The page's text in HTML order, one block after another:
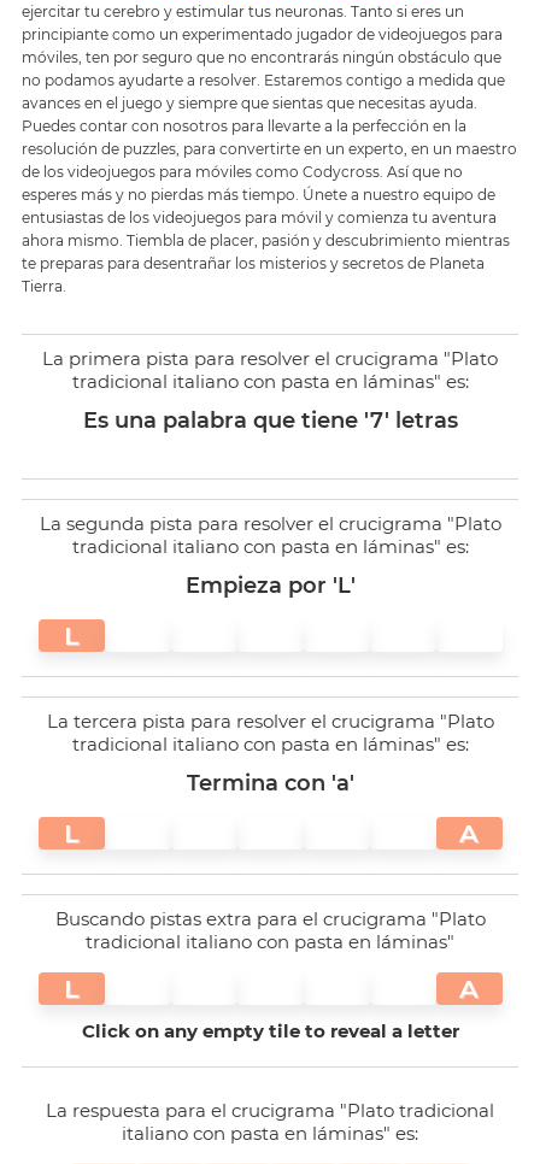
ejercitar tu cerebro y estimular tus neuronas. Tanto si eres un
principiante como un experimentado jugador de videojuegos para
móviles, ten por seguro que no encontrarás ningún obstáculo que
no podamos ayudarte a resolver. Estaremos contigo a medida que
avances en el juego y siempre que sientas que necesitas ayuda.
Puedes contar con nosotros para llevarte a la perfección en la
resolución de puzzles, para convertirte en un experto, en un maestro
de los videojuegos para móviles como Codycross. Así que no
esperes más y no pierdas más tiempo. Únete a nuestro equipo de
entusiastas de los videojuegos para móvil y comienza tu aventura
ahora mismo. Tiembla de placer, pasión y descubrimiento mientras
te preparas para desentrañar los misterios y secretos de Planeta
Tierra.
La primera pista para resolver el crucigrama "Plato
tradicional italiano con pasta en láminas" es:
Es una palabra que tiene '7' letras
La segunda pista para resolver el crucigrama "Plato
tradicional italiano con pasta en láminas" es:
Empieza por 'L'
L
La tercera pista para resolver el crucigrama "Plato
tradicional italiano con pasta en láminas" es:
Termina con 'a'
L A
Buscando pistas extra para el crucigrama "Plato
tradicional italiano con pasta en láminas"
L A
Click on any empty tile to reveal a letter
La respuesta para el crucigrama "Plato tradicional
italiano con pasta en láminas" es: